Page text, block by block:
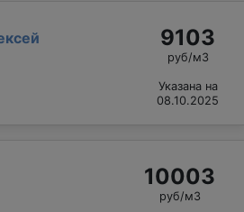
9103
руб/м3
Указана на
08.10.2025
10003
руб/м3